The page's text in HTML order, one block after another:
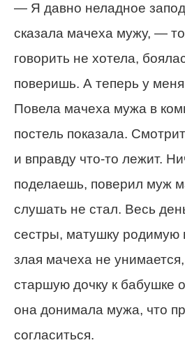
— Я давно неладное
сказала мачеха мужу, —
говорить не хотела,
поверишь. А теперь у меня
Повела мачеха мужа в
постель показала.
и вправду что-то лежит.
поделаешь, поверил муж
слушать не стал. Весь
сестры, матушку родимую
злая мачеха не
старшую дочку к бабушке
она донимала мужа, что
согласиться.